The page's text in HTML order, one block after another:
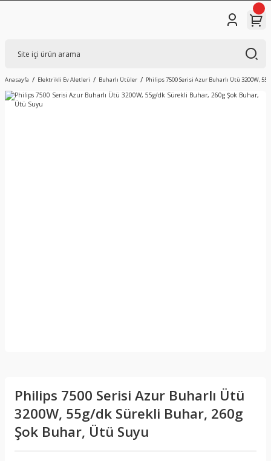
Anasayfa Elektrikli Ev Aletleri Buharlı Ütüler Philips 7500 Serisi Azur Buharlı Ütü 3200W,
Philips 7500 Serisi Azur Buharlı Ütü
3200W, 55g/dk Sürekli Buhar, 260g
Şok Buhar, Ütü Suyu